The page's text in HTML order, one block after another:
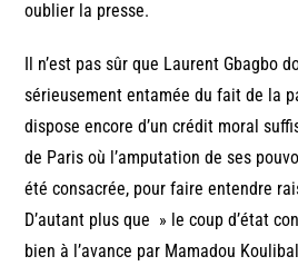
oublier la presse.
Il n’est pas sûr que Laurent Gbagbo
sérieusement entamée du fait de la
dispose encore d’un crédit moral
de Paris où l’amputation de ses
été consacrée, pour faire entendre
D’autant plus que » le coup d’état
bien à l’avance par Mamadou